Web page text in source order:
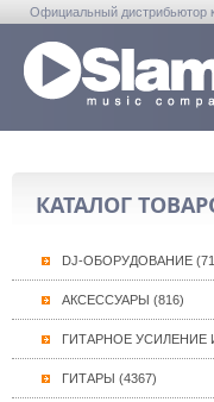
Официальный дистрибьютор
КАТАЛОГ
DJ-ОБОРУДОВАНИЕ
АКСЕССУАРЫ (816)
ГИТАРНОЕ УСИЛЕНИЕ
ГИТАРЫ (4367)